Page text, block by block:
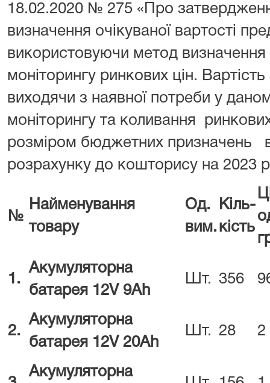
18.02.2020 № 275 «Про
визначення очікуваної вартості
використовуючи метод визначення
моніторингу ринкових цін.
виходячи з наявної потреби у
моніторингу та коливання
розміром бюджетних призначень
розрахунку до кошторису на 2023
№
Найменування
товару
Од.
вим.
Кіль-
кість
1.
Акумуляторна
батарея 12V 9Ah
Шт. 356
2.
Акумуляторна
батарея 12V 20Ah
Шт. 28 2
Акумуляторна